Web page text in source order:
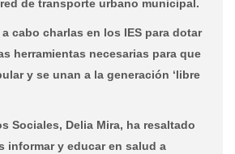
de transporte urbano municipal.
cabo charlas en los IES para dotar
herramientas necesarias para que
y se unan a la generación ‘libre
Sociales, Delia Mira, ha resaltado
informar y educar en salud a